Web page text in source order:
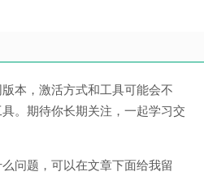
本，激活方式和工具可能会不
。期待你长期关注，一起学习交
问题，可以在文章下面给我留